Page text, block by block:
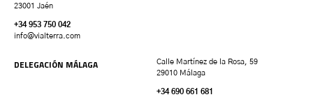
23001 Jaén
+34 953 750 042
info@vialterra.com
DELEGACIÓN MÁLAGA
Calle Martínez de la Rosa, 59
29010 Málaga
+34 690 661 681